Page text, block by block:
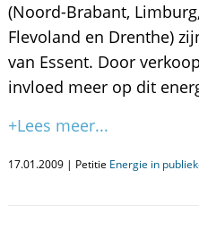
(Noord-Brabant,
Flevoland en Drenthe)
van Essent. Door
invloed meer op dit
+Lees meer...
17.01.2009 | Petitie Energie in